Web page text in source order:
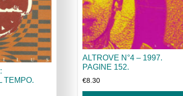
TEMPO.
ALTROVE N°4 – 1997.
PAGINE 152.
€8.30